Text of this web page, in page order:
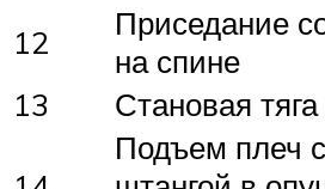
12
Приседание
на спине
13
Становая
Подъем плеч